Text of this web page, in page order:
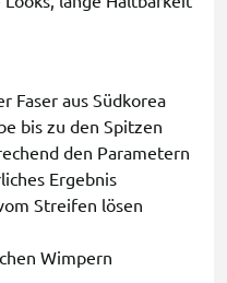
Faser aus Südkorea
bis zu den Spitzen
den Parametern
Ergebnis
Streifen lösen
Wimpern